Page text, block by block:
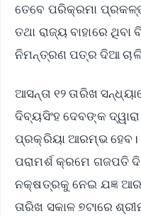
ତେବେ ପରିକ୍ରମା
ତଥା ରାଜ୍ୟ ବାହାରେ
ନିମନ୍ତ୍ରଣ ପତ୍ର ଦିଆ
ଆସନ୍ତା ୧୨ ତାରିଖ
ଦିବ୍ୟସିଂହ ଦେବଙ୍କ
ପ୍ରକ୍ରିୟା ଆରମ୍ଭ ହେବ।
ପରାମର୍ଶ କ୍ରମେ ଗଜପତି
ନକ୍ଷତ୍ରକୁ ନେଇ ଯଜ୍ଞ
ତାରିଖ ସକାଳ ୭ଟାରେ